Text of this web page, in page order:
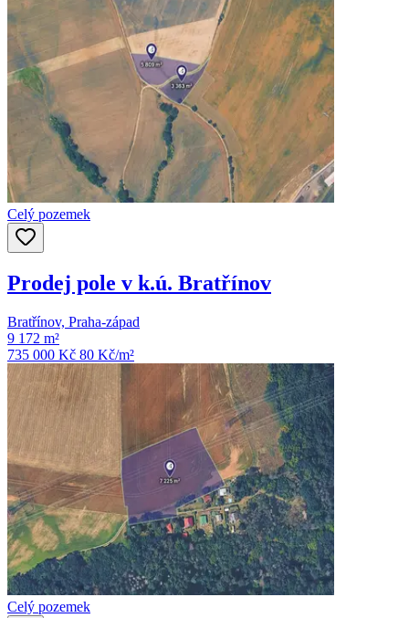
Celý pozemek
Prodej pole v k.ú. Bratřínov
Bratřínov, Praha-západ
9 172 m²
735 000 Kč 80 Kč/m²
Celý pozemek